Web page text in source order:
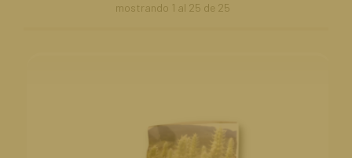
mostrando 1 al 25 de 25